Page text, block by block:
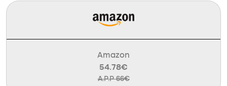
Amazon
54.78€
A.P.P 66€